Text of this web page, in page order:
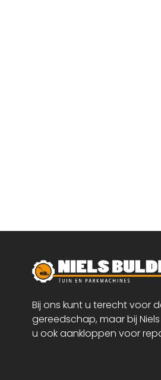
Bij ons kunt u terecht voor
gereedschap, maar bij
u ook aankloppen voor